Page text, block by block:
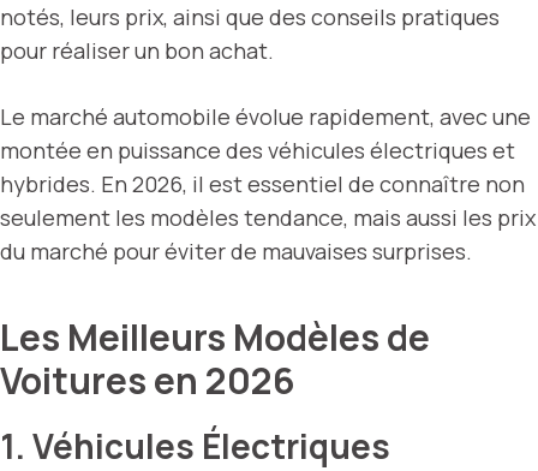
notés, leurs prix, ainsi que des conseils pratiques
pour réaliser un bon achat.
Le marché automobile évolue rapidement, avec une
montée en puissance des véhicules électriques et
hybrides. En 2026, il est essentiel de connaître non
seulement les modèles tendance, mais aussi les prix
du marché pour éviter de mauvaises surprises.
Les Meilleurs Modèles de
Voitures en 2026
1. Véhicules Électriques